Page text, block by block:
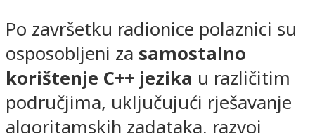
Po završetku radionice polaznici su
osposobljeni za samostalno
korištenje C++ jezika u različitim
područjima, uključujući rješavanje
algoritamskih zadataka, razvoj